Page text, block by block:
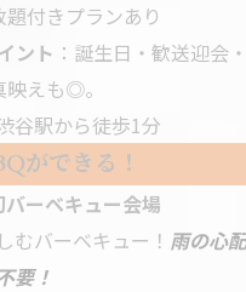
題付きプランあり
ント ：誕生日・歓送迎会
えも◎。
谷駅から徒歩1分
ができる！
ーベキュー会場
むバーベキュー！ 雨の心
要！